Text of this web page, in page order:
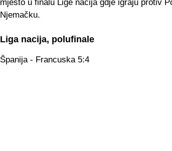
mjesto u finalu Lige nacija gdje igraju protiv
Njemačku.
Liga nacija, polufinale
Španija - Francuska 5:4